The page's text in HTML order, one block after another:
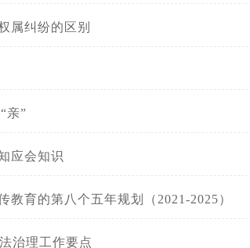
属纠纷的区别
亲”
应会知识
育的第八个五年规划（2021-2025）
治理工作要点